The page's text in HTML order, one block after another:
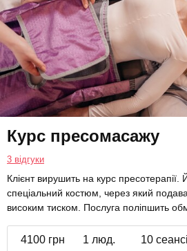
Курс пресомасажу
3 відгуки
Клієнт вирушить на курс пресотерапії.
спеціальний костюм, через який
високим тиском. Послуга поліпшить
4100 грн 1 люд. 10